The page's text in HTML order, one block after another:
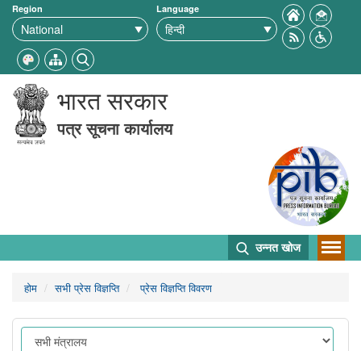
Region Language
भारत सरकार
पत्र सूचना कार्यालय
उन्नत खोज
होम सभी प्रेस विज्ञप्ति प्रेस विज्ञप्ति विवरण